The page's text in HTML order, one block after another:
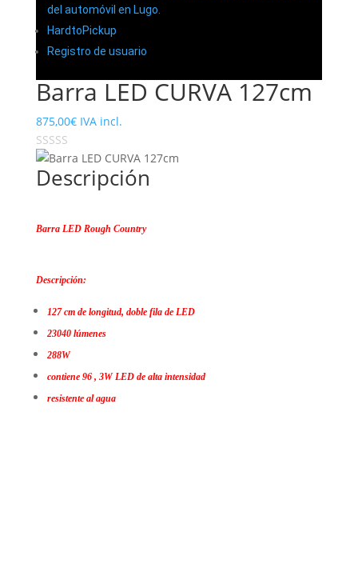
del automóvil en Lugo.
HardtoPickup
Registro de usuario
Barra LED CURVA 127cm
875,00€ IVA incl.
Descripción
Barra LED Rough Country
Descripción:
127 cm de longitud, doble fila de LED
23040 lúmenes
288W
contiene 96 , 3W LED de alta intensidad
resistente al agua